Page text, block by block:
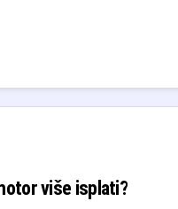
više isplati?